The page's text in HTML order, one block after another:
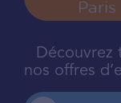
Découvrez
nos offres